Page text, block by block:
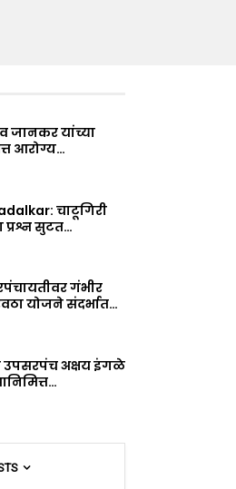
जानकर यांच्या
आरोग्य…
चाटूगिरी
सुटत…
गंभीर
योजने संदर्भात…
उपसरपंच अक्षय इंगळे